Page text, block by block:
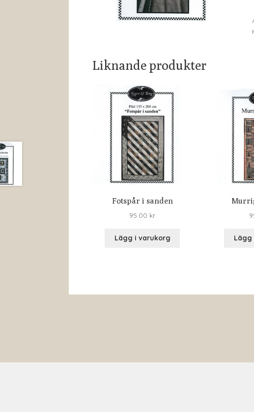
Liknande produkter
Fotspår i sanden
95.00 kr
Lägg i varukorg Lägg